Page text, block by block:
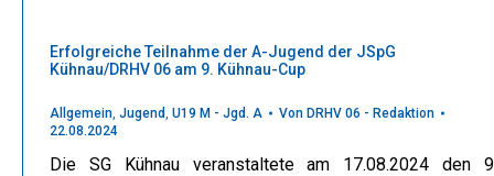
Erfolgreiche Teilnahme der A-Jugend der JSpG
Kühnau/DRHV 06 am 9. Kühnau-Cup
Allgemein, Jugend, U19 M - Jgd. A Von DRHV 06 - Redaktion
22.08.2024
Die SG Kühnau veranstaltete am 17.08.2024 den